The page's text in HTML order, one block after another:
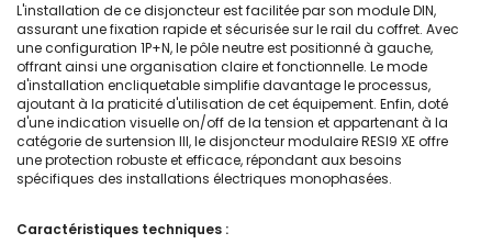
L'installation de ce disjoncteur est facilitée par son module DIN,
assurant une fixation rapide et sécurisée sur le rail du coffret. Avec
une configuration 1P+N, le pôle neutre est positionné à gauche,
offrant ainsi une organisation claire et fonctionnelle. Le mode
d'installation encliquetable simplifie davantage le processus,
ajoutant à la praticité d'utilisation de cet équipement. Enfin, doté
d'une indication visuelle on/off de la tension et appartenant à la
catégorie de surtension III, le disjoncteur modulaire RESI9 XE offre
une protection robuste et efficace, répondant aux besoins
spécifiques des installations électriques monophasées.
Caractéristiques techniques :